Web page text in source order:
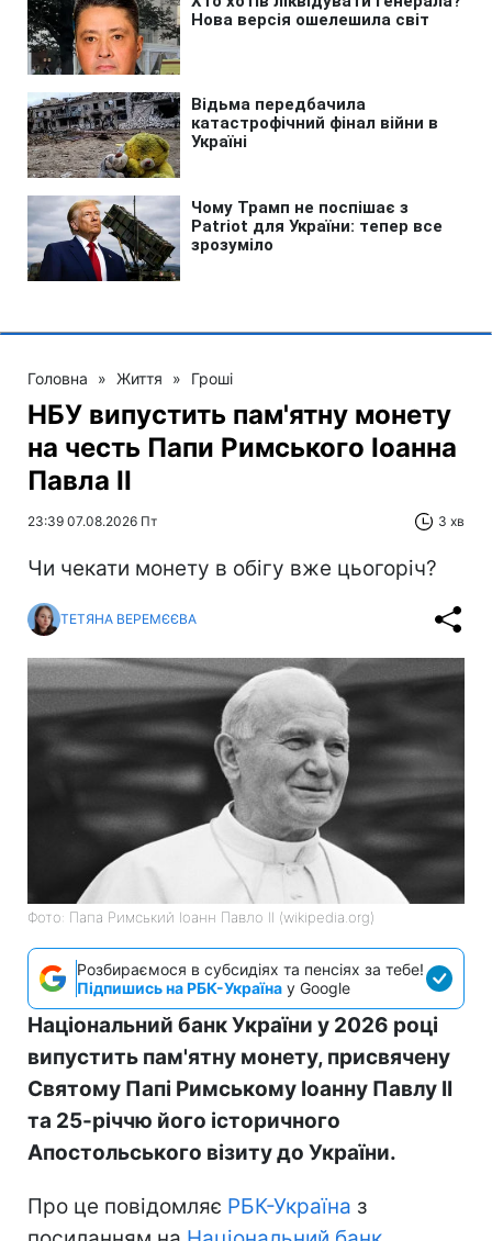
Головна » Життя » Гроші
НБУ випустить пам'ятну монету
на честь Папи Римського Іоанна
Павла II
23:39 07.08.2026 Пт 3 хв
Чи чекати монету в обігу вже цьогоріч?
ТЕТЯНА ВЕРЕМЄЄВА
Фото: Папа Римський Іоанн Павло II (wikipedia.org)
Розбираємося в субсидіях та пенсіях за тебе!
Підпишись на РБК-Україна у Google
Національний банк України у 2026 році
випустить пам'ятну монету, присвячену
Святому Папі Римському Іоанну Павлу II
та 25-річчю його історичного
Апостольського візиту до України.
Про це повідомляє РБК-Україна з